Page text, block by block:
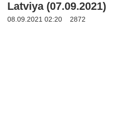
Latviya (07.09.2021)
08.09.2021 02:20 2872